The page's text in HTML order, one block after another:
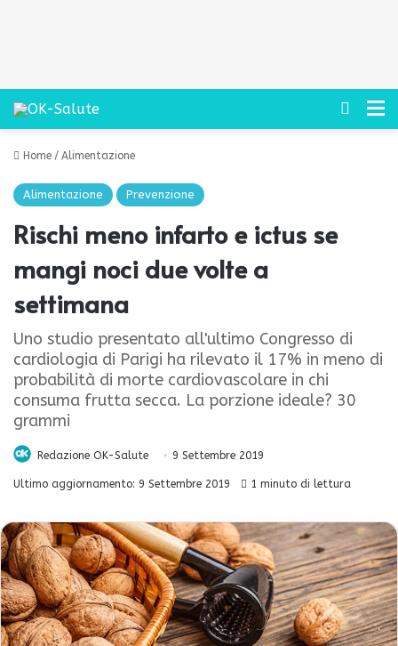
Cerca
Home / Alimentazione
Alimentazione Prevenzione
Rischi meno infarto e ictus se
mangi noci due volte a
settimana
Uno studio presentato all'ultimo Congresso di
cardiologia di Parigi ha rilevato il 17% in meno di
probabilità di morte cardiovascolare in chi
consuma frutta secca. La porzione ideale? 30
grammi
Redazione OK-Salute 9 Settembre 2019
Ultimo aggiornamento: 9 Settembre 2019 1 minuto di lettura